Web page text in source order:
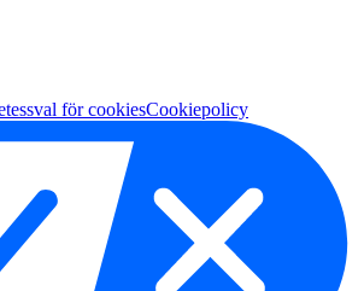
för cookiesCookiepolicy